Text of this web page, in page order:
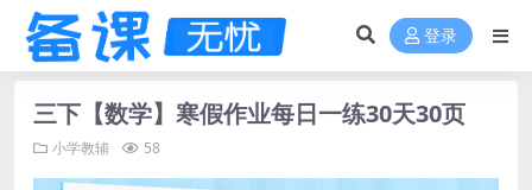
登录
三下【数学】寒假作业每日一练30天30页
小学教辅 58